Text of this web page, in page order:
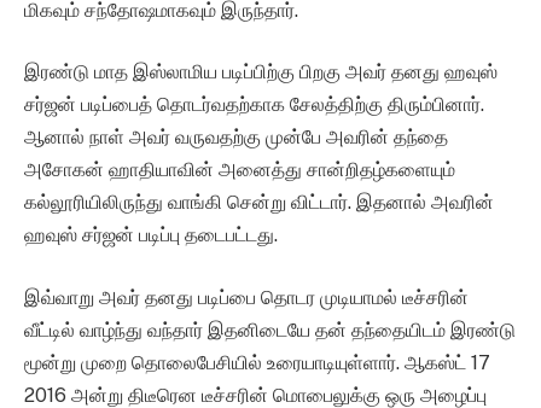
மிகவும் சந்தோஷமாகவும் இருந்தார்.
இரண்டு மாத இஸ்லாமிய படிப்பிற்கு பிறகு அவர் தனது ஹவுஸ்
சர்ஜன் படிப்பைத் தொடர்வதற்காக சேலத்திற்கு திரும்பினார்.
ஆனால் நாள் அவர் வருவதற்கு முன்பே அவரின் தந்தை
அசோகன் ஹாதியாவின் அனைத்து சான்றிதழ்களையும்
கல்லூரியிலிருந்து வாங்கி சென்று விட்டார். இதனால் அவரின்
ஹவுஸ் சர்ஜன் படிப்பு தடைபட்டது.
இவ்வாறு அவர் தனது படிப்பை தொடர முடியாமல் டீச்சரின்
வீட்டில் வாழ்ந்து வந்தார் இதனிடையே தன் தந்தையிடம் இரண்டு
மூன்று முறை தொலைபேசியில் உரையாடியுள்ளார். ஆகஸ்ட் 17
2016 அன்று திடீரென டீச்சரின் மொபைலுக்கு ஒரு அழைப்பு